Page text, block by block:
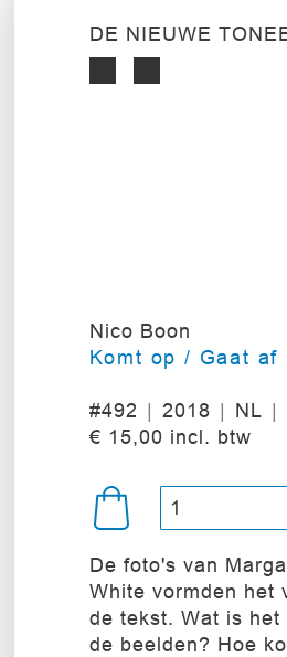
DE NIEUWE
Nico Boon
Komt op / Gaat af
#492 2018
NL
€ 15,00 incl. btw
De foto's van
White vormden het
de tekst. Wat is het
de beelden? Hoe